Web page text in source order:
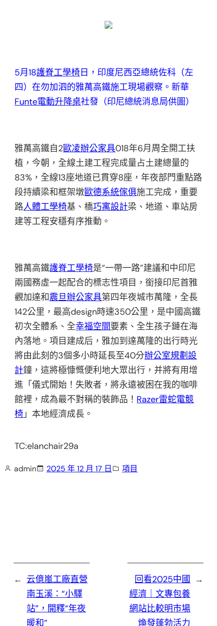
5月18護脊工學椅日，印度尼西亞總統佐科（左
四）在勿加泗的雅萬高鐵施工現場觀察。新華
Funte電動升降桌社發（印尼總統消息局供圖）
雅萬高鐵自2歐凌辦公家具018年6月周全開工扶
植，今朝，全線土建工程完成量占土建總量的
83%，全線13座地道已貫穿8座，年夜部門重點路
段持續梁和框架墩歐德系統傢俱施工完成，重要
路人體工學椅基、橋巧寓設計梁、地道、車站房
建等工程安穩有序推動。
雅萬高鐵護脊工學椅是“一帶一路”建議和中印尼
兩國務虛一起配合的標志性項目，銜接印尼首雅
觀加達和震旦辦公家具第四年夜城市萬隆，全長
142公里，最高design時速350公里，是中國高鐵
初次全體系、全幸福空間要素、全生孩子鏈在海
內落地。項目建成后，雅加到達萬隆的出行時光
將由此刻的3個多小時延長至40分辦公室規劃設
計鐘，這將極慷慨便利地大眾出行，并將有用增
進「儀式開始！失敗者，將永遠被困在我的咖啡
館裡，成為最不對稱的裝飾品！ Razer雷蛇電競
椅」本地經濟成長。
TC:elanchair29a
admin 2025 年 12 月 17 日 項目
← 云億嵐工廠直營
南玉溪：“小驛
站”，開釋“年夜
暖和”
→
回看2025中國
經濟｜文專包養
網站比較明市場
煥發蓬勃活力